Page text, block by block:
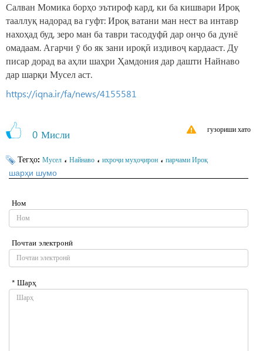
Салван Момика борҳо эътироф кард, ки ба кишвари Ироқ
тааллуқ надорад ва гуфт: Ироқ ватани ман нест ва интавр
нахоҳад буд, зеро ман ба таври тасодуфӣ дар онҷо ба дунё
омадаам. Агарчи ӯ бо як зани ироқӣ издивоҷ кардааст. Ду
писар дорад ва аҳли шаҳри Ҳамдония дар дашти Найнаво
дар шарқи Мусел аст.
https://iqna.ir/fa/news/4155581
0 Мисли гузориши хато
Тегҳо: Мусел ، Найнаво ، ихроҷи муҳоҷирон ، парчами Ироқ
шарҳи шумо
Ном
Почтаи электронӣ
* Шарҳ